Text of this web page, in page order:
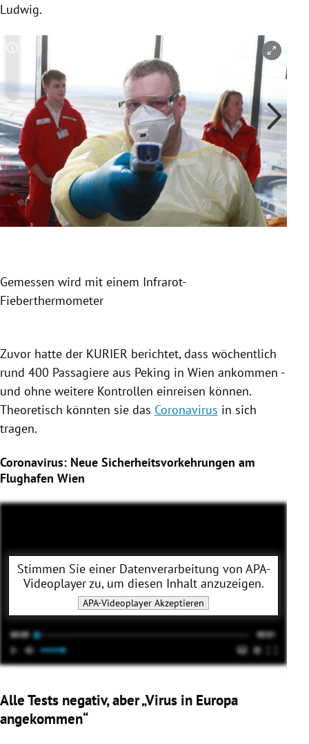
Ludwig.
Copyright-Hinweis öffnen/schließen
Gemessen wird mit einem Infrarot-
Fieberthermometer
Zuvor hatte der KURIER berichtet, dass wöchentlich
rund 400 Passagiere aus Peking in Wien ankommen -
und ohne weitere Kontrollen einreisen können.
Theoretisch könnten sie das Coronavirus in sich
tragen.
Coronavirus: Neue Sicherheitsvorkehrungen am
Flughafen Wien
Stimmen Sie einer Datenverarbeitung von APA-
Videoplayerzu, um diesen Inhalt anzuzeigen.
APA-Videoplayer Akzeptieren
Alle Tests negativ, aber „Virus in Europa
angekommen“